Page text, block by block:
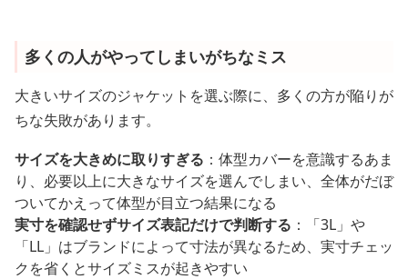
多くの人がやってしまいがちなミス
大きいサイズのジャケットを選ぶ際に、多くの方が陥りが
ちな失敗があります。
サイズを大きめに取りすぎる ：体型カバーを意識するあま
り、必要以上に大きなサイズを選んでしまい、全体がだぼ
ついてかえって体型が目立つ結果になる
実寸を確認せずサイズ表記だけで判断する ：「3L」や
「LL」はブランドによって寸法が異なるため、実寸チェッ
クを省くとサイズミスが起きやすい